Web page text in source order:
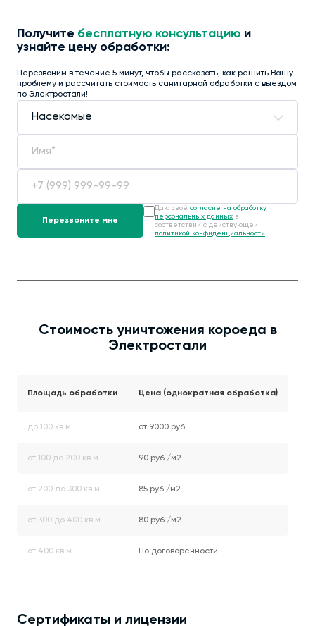
Получите бесплатную консультацию и
узнайте цену обработки:
Перезвоним в течение 5 минут, чтобы рассказать, как решить Вашу
проблему и рассчитать стоимость санитарной обработки с выездом
по Электростали!
Даю своё согласие на обработку
персональных данных в
соответствии с действующей
политикой конфиденциальности .
Стоимость уничтожения короеда в
Электростали
Площадь обработки Цена (однократная обработка)
до 100 кв.м. от 9000 руб.
от 100 до 200 кв.м. 90 руб./м2
от 200 до 300 кв.м. 85 руб./м2
от 300 до 400 кв.м. 80 руб./м2
от 400 кв.м. По договоренности
Сертификаты и лицензии